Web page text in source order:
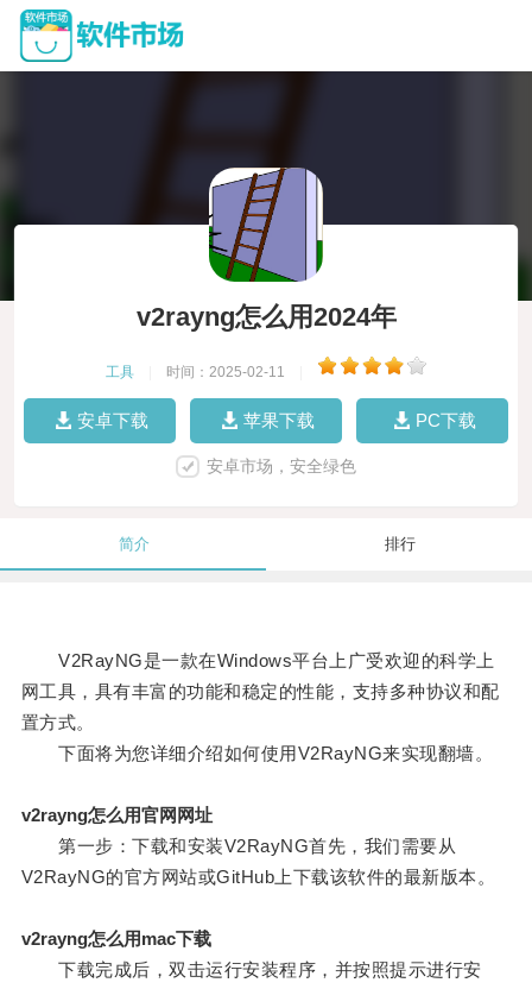
v2rayng怎么用2024年
工具 时间：2025-02-11
安卓下载 苹果下载 PC下载
安卓市场，安全绿色
简介 排行
V2RayNG是一款在Windows平台上广受欢迎的科学上
网工具，具有丰富的功能和稳定的性能，支持多种协议和配
置方式。
下面将为您详细介绍如何使用V2RayNG来实现翻墙。
v2rayng怎么用官网网址
第一步：下载和安装V2RayNG首先，我们需要从
V2RayNG的官方网站或GitHub上下载该软件的最新版本。
v2rayng怎么用mac下载
下载完成后，双击运行安装程序，并按照提示进行安